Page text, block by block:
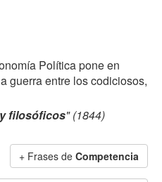
Política pone en
guerra entre los codiciosos,
filosóficos" (1844)
+ Frases de Competencia